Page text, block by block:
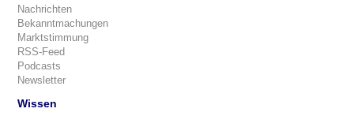
Nachrichten
Bekanntmachungen
Marktstimmung
RSS-Feed
Podcasts
Newsletter
Wissen